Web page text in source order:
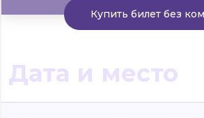
Купить билет без
Дата и место